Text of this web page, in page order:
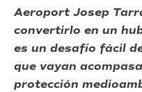
Aeroport Josep
convertirlo en un
es un desafío fácil
que vayan
protección